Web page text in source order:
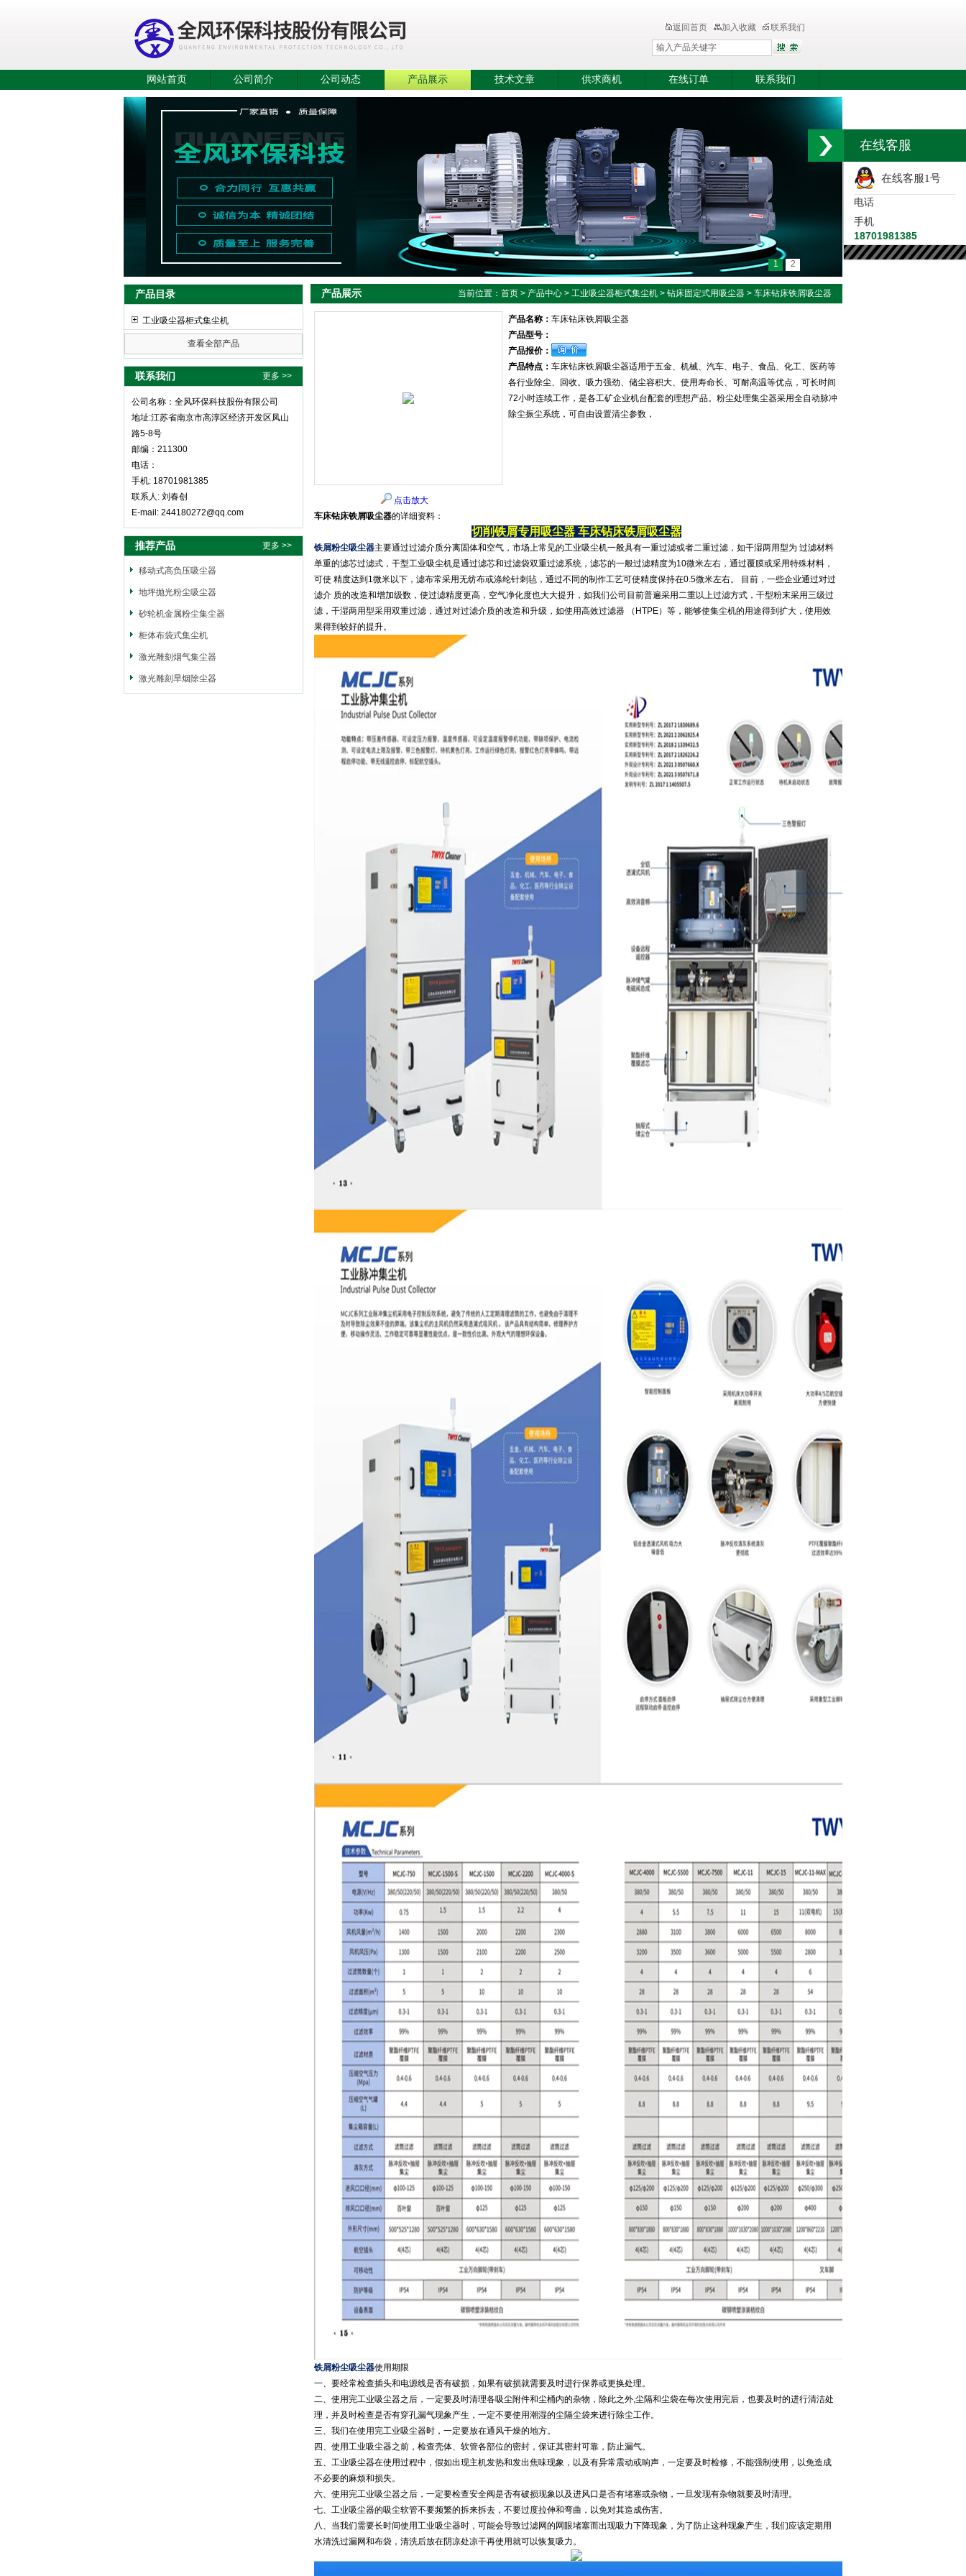
返回首页 加入收藏 联系我们
网站首页 公司简介 公司动态 产品展示 技术文章 供求商机 在线订单 联系我们
1 2
产品目录
工业吸尘器柜式集尘机
查看全部产品
联系我们 更多 >>
公司名称：全风环保科技股份有限公司
地址:江苏省南京市高淳区经济开发区凤山
路5-8号
邮编：211300
电话：
手机: 18701981385
联系人: 刘春创
E-mail: 244180272@qq.com
推荐产品 更多 >>
移动式高负压吸尘器
地坪抛光粉尘吸尘器
砂轮机金属粉尘集尘器
柜体布袋式集尘机
激光雕刻烟气集尘器
激光雕刻旱烟除尘器
产品展示 当前位置： 首页 > 产品中心 > 工业吸尘器柜式集尘机 > 钻床固定式用吸尘器 > 车床钻床铁屑吸尘器
点击放大
产品名称： 车床钻床铁屑吸尘器
产品型号：
产品报价：
产品特点： 车床钻床铁屑吸尘器适用于五金、机械、汽车、电子、食品、化工、医药等
各行业除尘、回收。吸力强劲、储尘容积大、使用寿命长、可耐高温等优点，可长时间
72小时连续工作，是各工矿企业机台配套的理想产品。粉尘处理集尘器采用全自动脉冲
除尘振尘系统，可自由设置清尘参数，
车床钻床铁屑吸尘器的详细资料：
切削铁屑专用吸尘器 车床钻床铁屑吸尘器
铁屑粉尘吸尘器主要通过过滤介质分离固体和空气，市场上常见的工业吸尘机一般具有一重过滤或者二重过滤，如干湿两用型为 过滤材料
单重的滤芯过滤式，干型工业吸尘机是通过滤芯和过滤袋双重过滤系统，滤芯的一般过滤精度为10微米左右，通过覆膜或采用特殊材料，
可使 精度达到1微米以下，滤布常采用无纺布或涤纶针刺毡，通过不同的制作工艺可使精度保持在0.5微米左右。 目前，一些企业通过对过
滤介 质的改造和增加级数，使过滤精度更高，空气净化度也大大提升，如我们公司目前普遍采用二重以上过滤方式，干型粉末采用三级过
滤，干湿两用型采用双重过滤，通过对过滤介质的改造和升级，如使用高效过滤器 （HTPE）等，能够使集尘机的用途得到扩大，使用效
果得到较好的提升。
铁屑粉尘吸尘器使用期限
一、要经常检查插头和电源线是否有破损，如果有破损就需要及时进行保养或更换处理。
二、使用完工业吸尘器之后，一定要及时清理各吸尘附件和尘桶内的杂物，除此之外,尘隔和尘袋在每次使用完后，也要及时的进行清洁处
理，并及时检查是否有穿孔漏气现象产生，一定不要使用潮湿的尘隔尘袋来进行除尘工作。
三、我们在使用完工业吸尘器时，一定要放在通风干燥的地方。
四、使用工业吸尘器之前，检查壳体、软管各部位的密封，保证其密封可靠，防止漏气。
五、工业吸尘器在使用过程中，假如出现主机发热和发出焦味现象，以及有异常震动或响声，一定要及时检修，不能强制使用，以免造成
不必要的麻烦和损失。
六、使用完工业吸尘器之后，一定要检查安全阀是否有破损现象以及进风口是否有堵塞或杂物，一旦发现有杂物就要及时清理。
七、工业吸尘器的吸尘软管不要频繁的拆来拆去，不要过度拉伸和弯曲，以免对其造成伤害。
八、当我们需要长时间使用工业吸尘器时，可能会导致过滤网的网眼堵塞而出现吸力下降现象，为了防止这种现象产生，我们应该定期用
水清洗过漏网和布袋，清洗后放在阴凉处凉干再使用就可以恢复吸力。
在线客服
在线客服1号
电话
手机
18701981385